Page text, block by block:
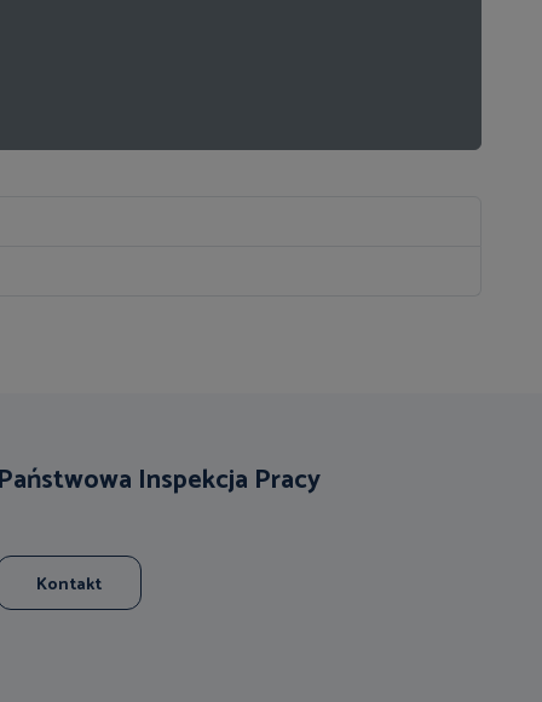
Państwowa Inspekcja Pracy
Kontakt